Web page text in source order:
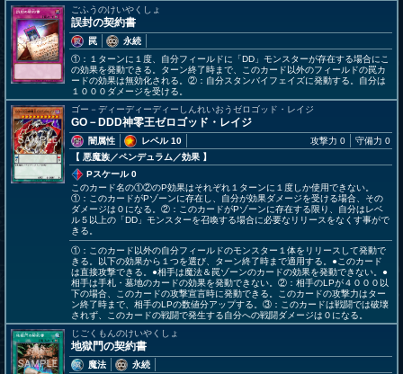
ごふうのけいやくしょ
誤封の契約書
罠
永続
①：１ターンに１度、自分フィールドに「DD」モンスターが存在する場合にこ
の効果を発動できる。ターン終了時まで、このカード以外のフィールドの罠カ
ードの効果は無効化される。②：自分スタンバイフェイズに発動する。自分は
１０００ダメージを受ける。
ゴー－ディーディーディーしんれいおうゼロゴッド・レイジ
GO－DDD神零王ゼロゴッド・レイジ
闇属性
レベル 10
【 悪魔族／ペンデュラム／効果 】
攻撃力 0 守備力 0
Pスケール 0
このカード名の①②のP効果はそれぞれ１ターンに１度しか使用できない。
①：このカードがPゾーンに存在し、自分が効果ダメージを受ける場合、その
ダメージは０になる。②：このカードがPゾーンに存在する限り、自分はレベ
ル５以上の「DD」モンスターを召喚する場合に必要なリリースをなくす事がで
きる。
①：このカード以外の自分フィールドのモンスター１体をリリースして発動で
きる。以下の効果から１つを選び、ターン終了時まで適用する。●このカード
は直接攻撃できる。●相手は魔法＆罠ゾーンのカードの効果を発動できない。●
相手は手札・墓地のカードの効果を発動できない。②：相手のLPが４０００以
下の場合、このカードの攻撃宣言時に発動できる。このカードの攻撃力はター
ン終了時まで、相手のLPの数値分アップする。③：このカードは戦闘では破壊
されず、このカードの戦闘で発生する自分への戦闘ダメージは０になる。
じごくもんのけいやくしょ
地獄門の契約書
魔法
永続